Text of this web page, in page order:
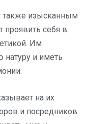
изысканным
проявить себя в
Им
натуру и иметь
на их
и посредников.